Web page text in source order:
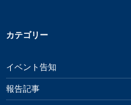
カテゴリー
イベント告知
報告記事